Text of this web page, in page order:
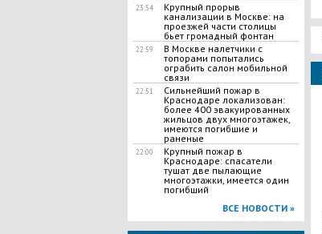
23:54
​Крупный прорыв
канализации в Москве: на
проезжей части столицы
бьет громадный фонтан
22:59
В Москве налетчики с
топорами попытались
ограбить салон мобильной
связи
22:51
​Сильнейший пожар в
Краснодаре локализован:
более 400 эвакуированных
жильцов двух многоэтажек,
имеются погибшие и
раненые
22:00
​Крупный пожар в
Краснодаре: спасатели
тушат две пылающие
многоэтажки, имеется один
погибший
ВСЕ НОВОСТИ »